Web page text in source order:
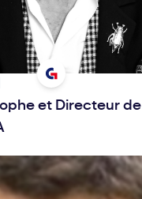
et Directeur de